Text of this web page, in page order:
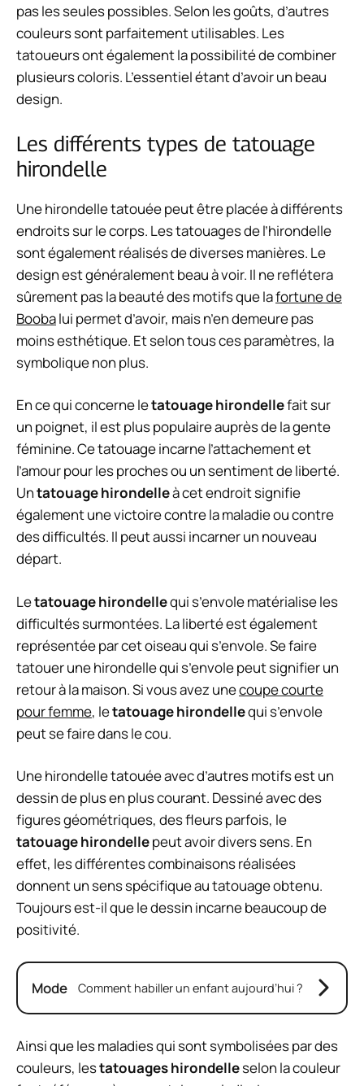
pas les seules possibles. Selon les goûts, d’autres
couleurs sont parfaitement utilisables. Les
tatoueurs ont également la possibilité de combiner
plusieurs coloris. L’essentiel étant d’avoir un beau
design.
Les différents types de tatouage
hirondelle
Une hirondelle tatouée peut être placée à différents
endroits sur le corps. Les tatouages de l’hirondelle
sont également réalisés de diverses manières. Le
design est généralement beau à voir. Il ne reflétera
sûrement pas la beauté des motifs que lafortune de
Boobalui permet d’avoir, mais n’en demeure pas
moins esthétique. Et selon tous ces paramètres, la
symbolique non plus.
En ce qui concerne letatouage hirondellefait sur
un poignet, il est plus populaire auprès de la gente
féminine. Ce tatouage incarne l’attachement et
l’amour pour les proches ou un sentiment de liberté.
Untatouage hirondelleà cet endroit signifie
également une victoire contre la maladie ou contre
des difficultés. Il peut aussi incarner un nouveau
départ.
Letatouage hirondellequi s’envole matérialise les
difficultés surmontées. La liberté est également
représentée par cet oiseau qui s’envole. Se faire
tatouer une hirondelle qui s’envole peut signifier un
retour à la maison. Si vous avez unecoupe courte
pour femme, letatouage hirondellequi s’envole
peut se faire dans le cou.
Une hirondelle tatouée avec d’autres motifs est un
dessin de plus en plus courant. Dessiné avec des
figures géométriques, des fleurs parfois, le
tatouage hirondellepeut avoir divers sens. En
effet, les différentes combinaisons réalisées
donnent un sens spécifique au tatouage obtenu.
Toujours est-il que le dessin incarne beaucoup de
positivité.
Mode Comment habiller un enfant aujourd’hui ?
Ainsi que les maladies qui sont symbolisées par des
couleurs, lestatouages hirondelleselon la couleur